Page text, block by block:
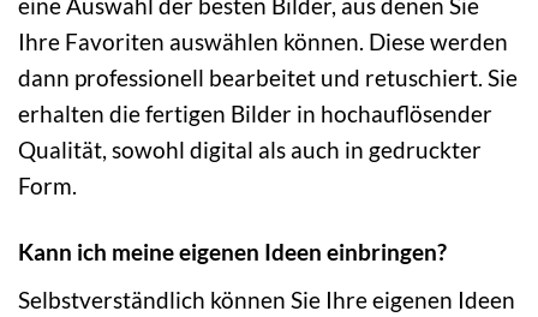
eine Auswahl der besten Bilder, aus denen Sie
Ihre Favoriten auswählen können. Diese werden
dann professionell bearbeitet und retuschiert. Sie
erhalten die fertigen Bilder in hochauflösender
Qualität, sowohl digital als auch in gedruckter
Form.
Kann ich meine eigenen Ideen einbringen?
Selbstverständlich können Sie Ihre eigenen Ideen